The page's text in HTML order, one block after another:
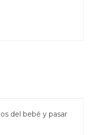
del bebé y pasar